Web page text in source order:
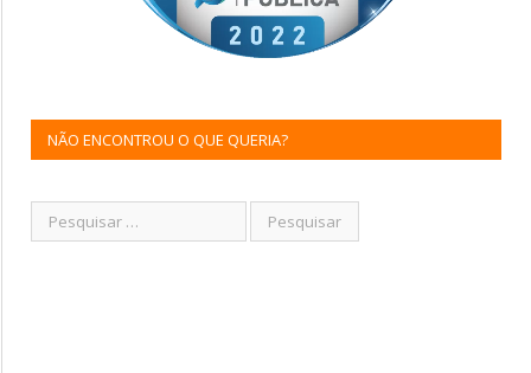
NÃO ENCONTROU O QUE QUERIA?